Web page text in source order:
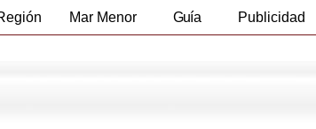
Mar Menor Guía Publicidad